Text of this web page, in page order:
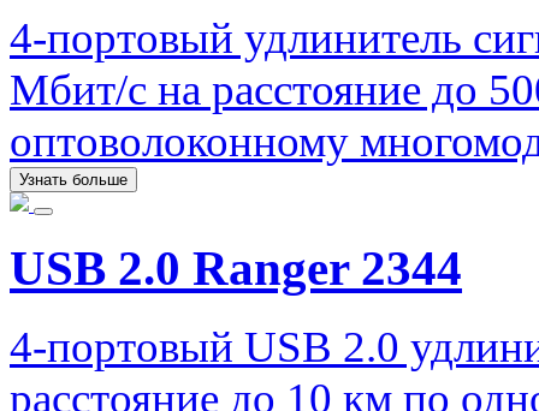
4-портовый удлинитель
Мбит/с на расстояние до
оптоволоконному
Узнать больше
USB 2.0 Ranger 2344
4-портовый USB 2.0
расстояние до 10 км по